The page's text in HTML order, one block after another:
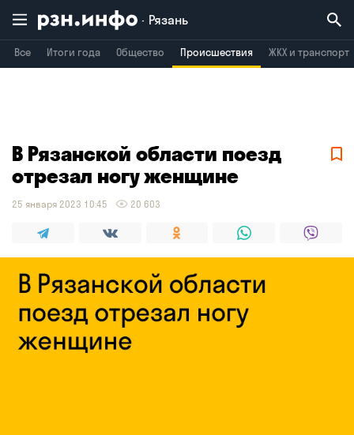
Рязань
Все Итоги года Общество Происшествия ЖКХ и транспорт
Воронеж Брянск
В Рязанской области поезд
отрезал ногу женщине
25 января 2023 10:45 20 603